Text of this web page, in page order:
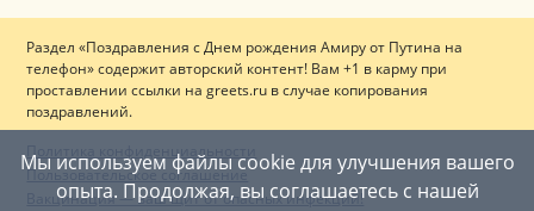
Мы используем файлы cookie для улучшения вашего
опыта. Продолжая, вы соглашаетесь с нашей
Раздел «Поздравления с Днем рождения Амиру от Путина на
телефон» содержит авторский контент! Вам +1 в карму при
проставлении ссылки на greets.ru в случае копирования
поздравлений.
Политика конфиденциальности
Пользовательское соглашение
Вакцинация — ваш щит от опасных инфекций!